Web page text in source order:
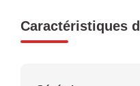
Caractéristiques